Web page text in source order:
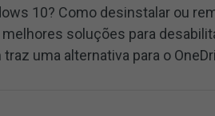
10? Como desinstalar ou
soluções para
uma alternativa para o